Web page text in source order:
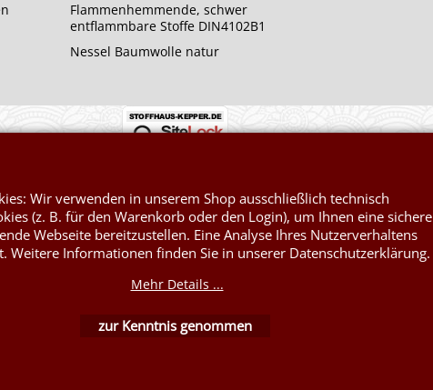
Flammenhemmende, schwer
entflammbare Stoffe DIN4102B1
Nessel Baumwolle natur
WebShop erstellt mit ShopFactory Shop Software.
Wir verwenden in unserem Shop ausschließlich technisch
(z. B. für den Warenkorb oder den Login), um Ihnen eine sichere
Webseite bereitzustellen. Eine Analyse Ihres Nutzerverhaltens
Weitere Informationen finden Sie in unserer Datenschutzerklärung.
Mehr Details ...
zur Kenntnis genommen